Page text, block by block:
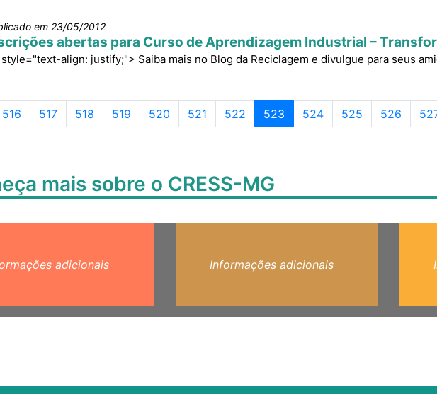
em 23/05/2012
abertas para Curso de Aprendizagem Industrial –
align: justify;"> Saiba mais no Blog da Reciclagem e divulgue para seus
Page navigation
Página
516 Página
517 Página
518 Página
519 Página
520 Página
521 Página
522 Página atual
523 Página
524 Página
525 Página
526
mais sobre o CRESS-MG
adicionais Informações adicionais